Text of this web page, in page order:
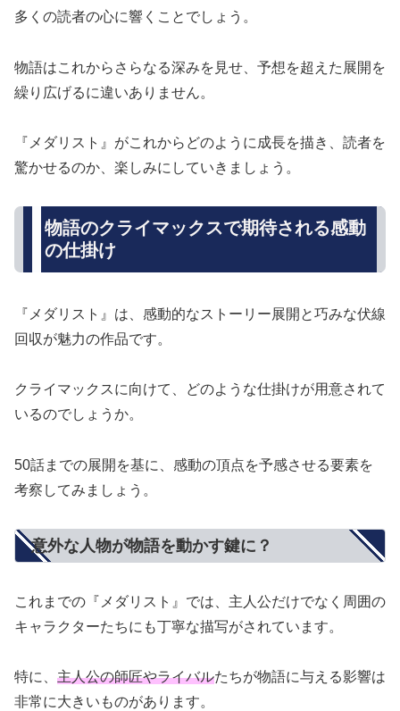
多くの読者の心に響くことでしょう。
物語はこれからさらなる深みを見せ、予想を超えた展開を
繰り広げるに違いありません。
『メダリスト』がこれからどのように成長を描き、読者を
驚かせるのか、楽しみにしていきましょう。
物語のクライマックスで期待される感動
の仕掛け
『メダリスト』は、感動的なストーリー展開と巧みな伏線
回収が魅力の作品です。
クライマックスに向けて、どのような仕掛けが用意されて
いるのでしょうか。
50話までの展開を基に、感動の頂点を予感させる要素を
考察してみましょう。
意外な人物が物語を動かす鍵に？
これまでの『メダリスト』では、主人公だけでなく周囲の
キャラクターたちにも丁寧な描写がされています。
特に、 主人公の師匠やライバルたちが物語に与える影響は
非常に大きいものがあります。